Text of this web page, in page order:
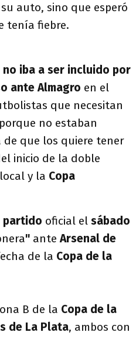
auto, sino que esperó
tenía fiebre.
no iba a ser incluido por
ante Almagro en el
que necesitan
no estaban
de que los quiere tener
inicio de la doble
y la Copa
partido oficial el sábado
" anteArsenal de
de la Copa de la
B de la Copa de la
de La Plata, ambos con